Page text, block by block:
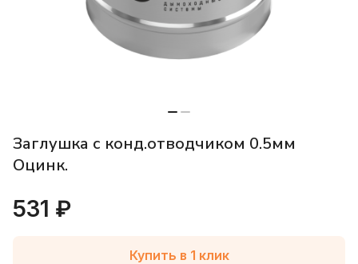
Заглушка с конд.отводчиком 0.5мм
Оцинк.
531 ₽
Купить в 1 клик